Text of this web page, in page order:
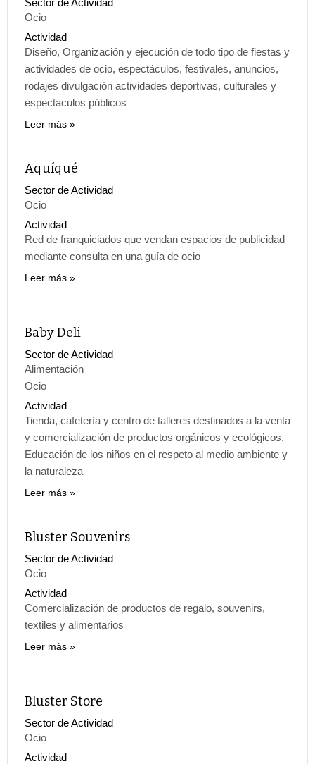
Sector de Actividad
Ocio
Actividad
Diseño, Organización y ejecución de todo tipo de fiestas y
actividades de ocio, espectáculos, festivales, anuncios,
rodajes divulgación actividades deportivas, culturales y
espectaculos públicos
Leer más
Aquíqué
Sector de Actividad
Ocio
Actividad
Red de franquiciados que vendan espacios de publicidad
mediante consulta en una guía de ocio
Leer más
Baby Deli
Sector de Actividad
Alimentación
Ocio
Actividad
Tienda, cafetería y centro de talleres destinados a la venta
y comercialización de productos orgánicos y ecológicos.
Educación de los niños en el respeto al medio ambiente y
la naturaleza
Leer más
Bluster Souvenirs
Sector de Actividad
Ocio
Actividad
Comercialización de productos de regalo, souvenirs,
textiles y alimentarios
Leer más
Bluster Store
Sector de Actividad
Ocio
Actividad